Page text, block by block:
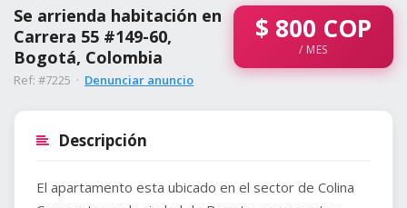
Se arrienda habitación en
Carrera 55 #149-60,
Bogotá, Colombia
Ref: #7225 · Denunciar anuncio
$ 800 COP
/ MES
Descripción
El apartamento esta ubicado en el sector de Colina